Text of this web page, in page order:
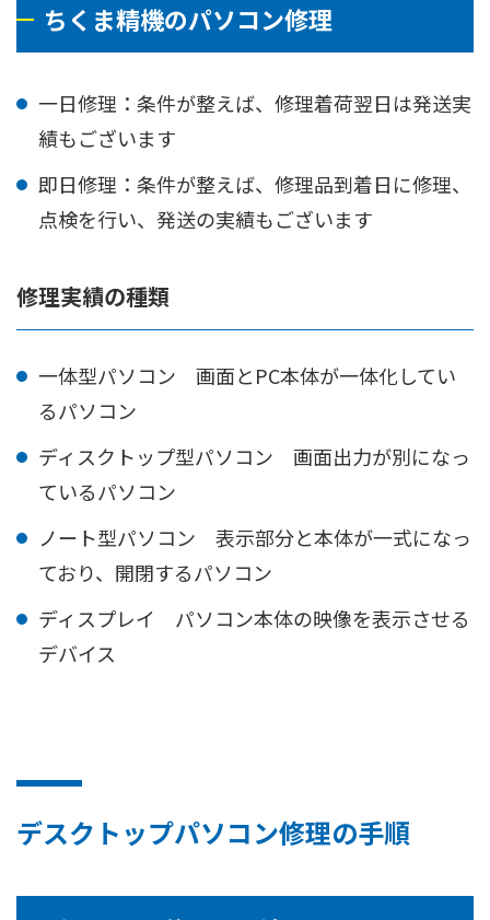
ちくま精機のパソコン修理
一日修理：条件が整えば、修理着荷翌日は発送実
績もございます
即日修理：条件が整えば、修理品到着日に修理、
点検を行い、発送の実績もございます
修理実績の種類
一体型パソコン 画面とPC本体が一体化してい
るパソコン
ディスクトップ型パソコン 画面出力が別になっ
ているパソコン
ノート型パソコン 表示部分と本体が一式になっ
ており、開閉するパソコン
ディスプレイ パソコン本体の映像を表示させる
デバイス
デスクトップパソコン修理の手順